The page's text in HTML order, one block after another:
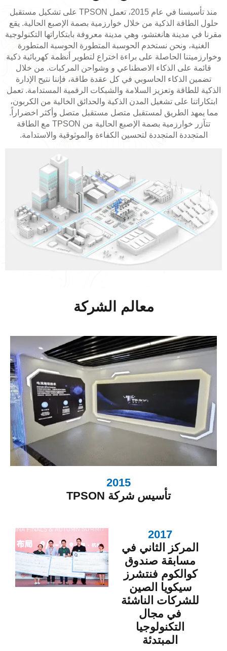
منذ تأسيسنا في عام 2015، تعمل TPSON على تشكيل مستقبل
حلول الطاقة الذكية من خلال خوارزمية بصمة الإصبع الحالية. يقع
مقرنا في مدينة هانغتشو، وهي مدينة معروفة بابتكاراتها التكنولوجية
الغنية، ونحن نستخدم الحوسبة المتطورة الحوسبة المتطورة
وخوارزميتنا الحاصلة على براءة اختراع لتطوير أنظمة كهربائية ذكية
قائمة على الذكاء الاصطناعي و وشواحن المركبات. من خلال
تضمين الذكاء الحاسوبي في كل عقدة طاقة، فإننا نتيح الإدارة
الذكية للطاقة وتعزيز السلامة والشبكات الرقمية المستدامة. تعمل
ابتكاراتنا على تشغيل المدن الذكية والحدائق الخالية من الكربون،
مما يمهد الطريق لمستقبل متصل مستقبل متصل وأكثر اخضراراً.
تتآزر خوارزمية بصمة الإصبع الحالية من TPSON مع الطاقة
المتجددة المتجددة لتحسين الكفاءة والموثوقية والاستدامة.
معالم الشركة
2015
تأسيس شركة TPSON
2017
المركز الثاني في
مسابقة صندوق
كوالكوم فنتشرز
سيكويا الصين
للشركات الناشئة
في مجال
التكنولوجيا
المبتدئة